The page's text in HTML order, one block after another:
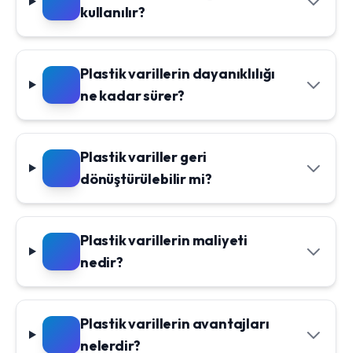
kullanılır?
Plastik varillerin dayanıklılığı
ne kadar sürer?
Plastik variller geri
dönüştürülebilir mi?
Plastik varillerin maliyeti
nedir?
Plastik varillerin avantajları
nelerdir?